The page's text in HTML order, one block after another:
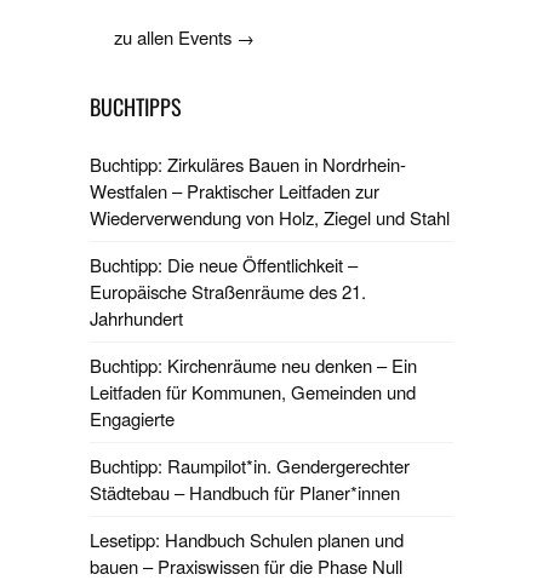
zu allen Events →
BUCHTIPPS
Buchtipp: Zirkuläres Bauen in Nordrhein-
Westfalen – Praktischer Leitfaden zur
Wiederverwendung von Holz, Ziegel und Stahl
Buchtipp: Die neue Öffentlichkeit –
Europäische Straßenräume des 21.
Jahrhundert
Buchtipp: Kirchenräume neu denken – Ein
Leitfaden für Kommunen, Gemeinden und
Engagierte
Buchtipp: Raumpilot*in. Gendergerechter
Städtebau – Handbuch für Planer*innen
Lesetipp: Handbuch Schulen planen und
bauen – Praxiswissen für die Phase Null